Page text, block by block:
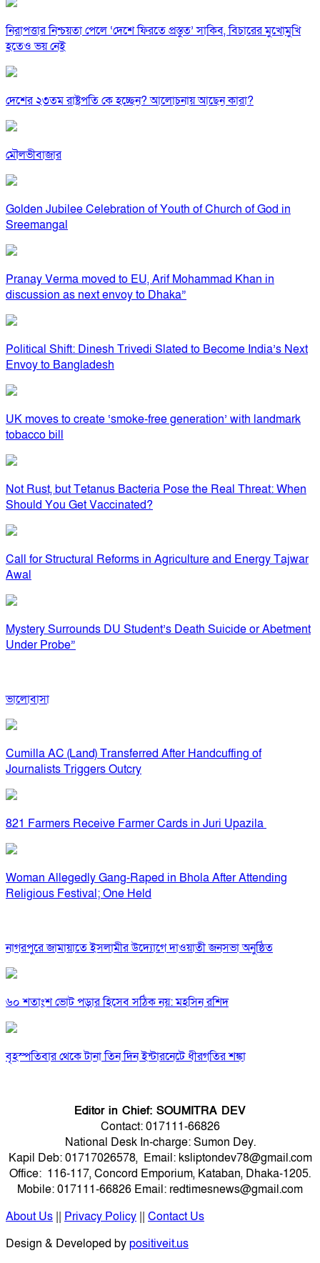
নিরাপত্তার নিশ্চয়তা পেলে ‘দেশে ফিরতে প্রস্তুত’ সাকিব, বিচারের মুখোমুখি
হতেও ভয় নেই
দেশের ২৩তম রাষ্ট্রপতি কে হচ্ছেন? আলোচনায় আছেন কারা?
মৌলভীবাজার
Golden Jubilee Celebration of Youth of Church of God in
Sreemangal
Pranay Verma moved to EU, Arif Mohammad Khan in
discussion as next envoy to Dhaka”
Political Shift: Dinesh Trivedi Slated to Become India’s Next
Envoy to Bangladesh
UK moves to create ‘smoke-free generation’ with landmark
tobacco bill
Not Rust, but Tetanus Bacteria Pose the Real Threat: When
Should You Get Vaccinated?
Call for Structural Reforms in Agriculture and Energy Tajwar
Awal
Mystery Surrounds DU Student’s Death Suicide or Abetment
Under Probe”
ভালোবাসা
Cumilla AC (Land) Transferred After Handcuffing of
Journalists Triggers Outcry
821 Farmers Receive Farmer Cards in Juri Upazila
Woman Allegedly Gang-Raped in Bhola After Attending
Religious Festival; One Held
নাগরপুরে জামায়াতে ইসলামীর উদ্যোগে দাওয়াতী জনসভা অনুষ্ঠিত
৬০ শতাংশ ভোট পড়ার হিসেব সঠিক নয়: মহসিন রশিদ
বৃহস্পতিবার থেকে টানা তিন দিন ইন্টারনেটে ধীরগতির শঙ্কা
Editor in Chief: SOUMITRA DEV
Contact: 017111-66826
National Desk In-charge: Sumon Dey.
Kapil Deb: 01717026578, Email: ksliptondev78@gmail.com
Office: 116-117, Concord Emporium, Kataban, Dhaka-1205.
Mobile: 017111-66826 Email: redtimesnews@gmail.com
About Us || Privacy Policy || Contact Us
Design & Developed bypositiveit.us